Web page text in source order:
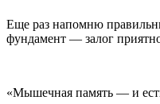
Еще раз напомню
фундамент — залог
«Мышечная память — и